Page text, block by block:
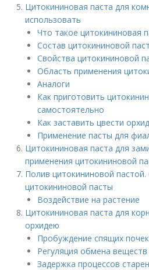
Цитокининовая паста для
использовать
Что такое цитокининовая
Состав цитокининовой
Свойства цитокининовой
Область применения
Аналоги
Как приготовить
самостоятельно
Как заставить цвести
Применение пасты для
Цитокининовая паста для
применения цитокининовой
Полив цитокининовой пастой.
цитокининовой пасты
Воздействие на растение
Цитокининовая паста для
орхидею
Пробуждение спящих почек
Регуляция обмена веществ
Задержка процессов